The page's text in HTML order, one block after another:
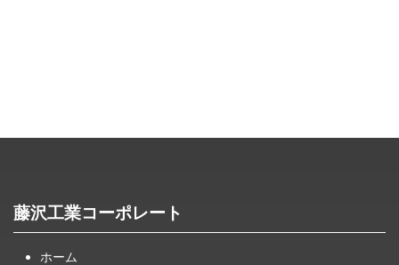
藤沢工業コーポレート
ホーム